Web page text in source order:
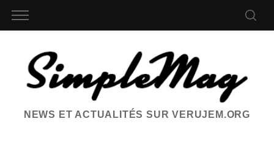
NEWS ET ACTUALITÉS SUR VERUJEM.ORG